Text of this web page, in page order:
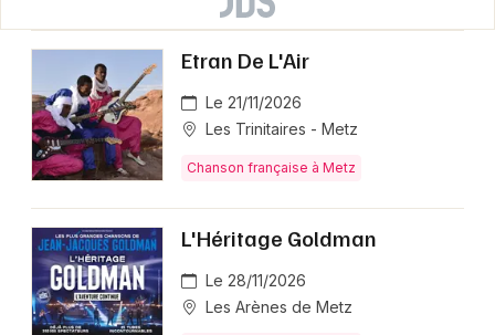
Etran De L'Air
Le 21/11/2026
Les Trinitaires - Metz
Chanson française à Metz
L'Héritage Goldman
Le 28/11/2026
Les Arènes de Metz